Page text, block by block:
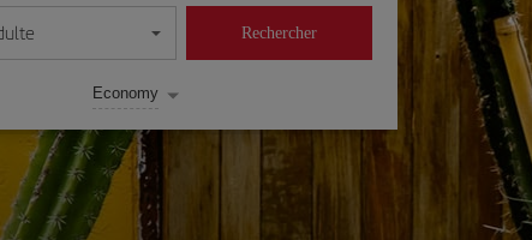
Economy
Rechercher